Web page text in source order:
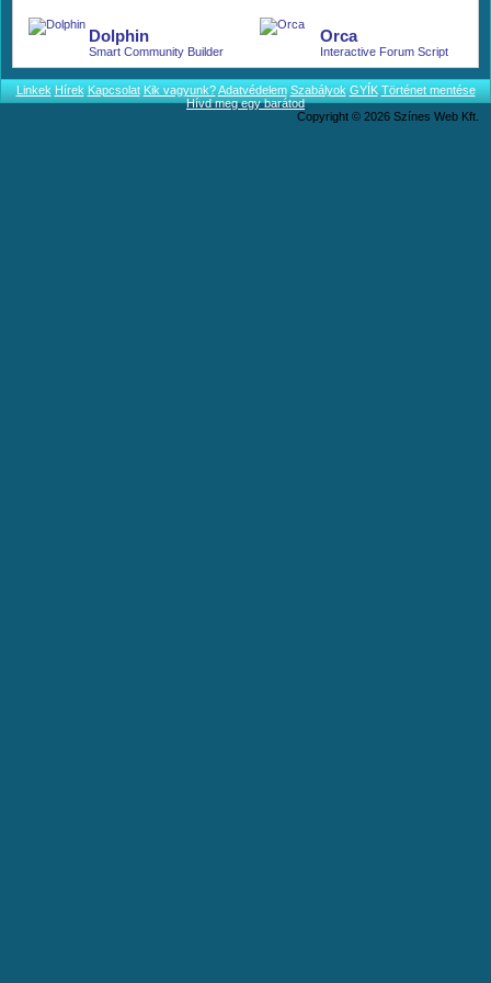
Dolphin
Smart Community Builder
Orca
Interactive Forum Script
Linkek Hírek Kapcsolat Kik vagyunk? Adatvédelem Szabályok GYÍK Történet mentése
Hívd meg egy barátod
Copyright © 2026 Színes Web Kft.